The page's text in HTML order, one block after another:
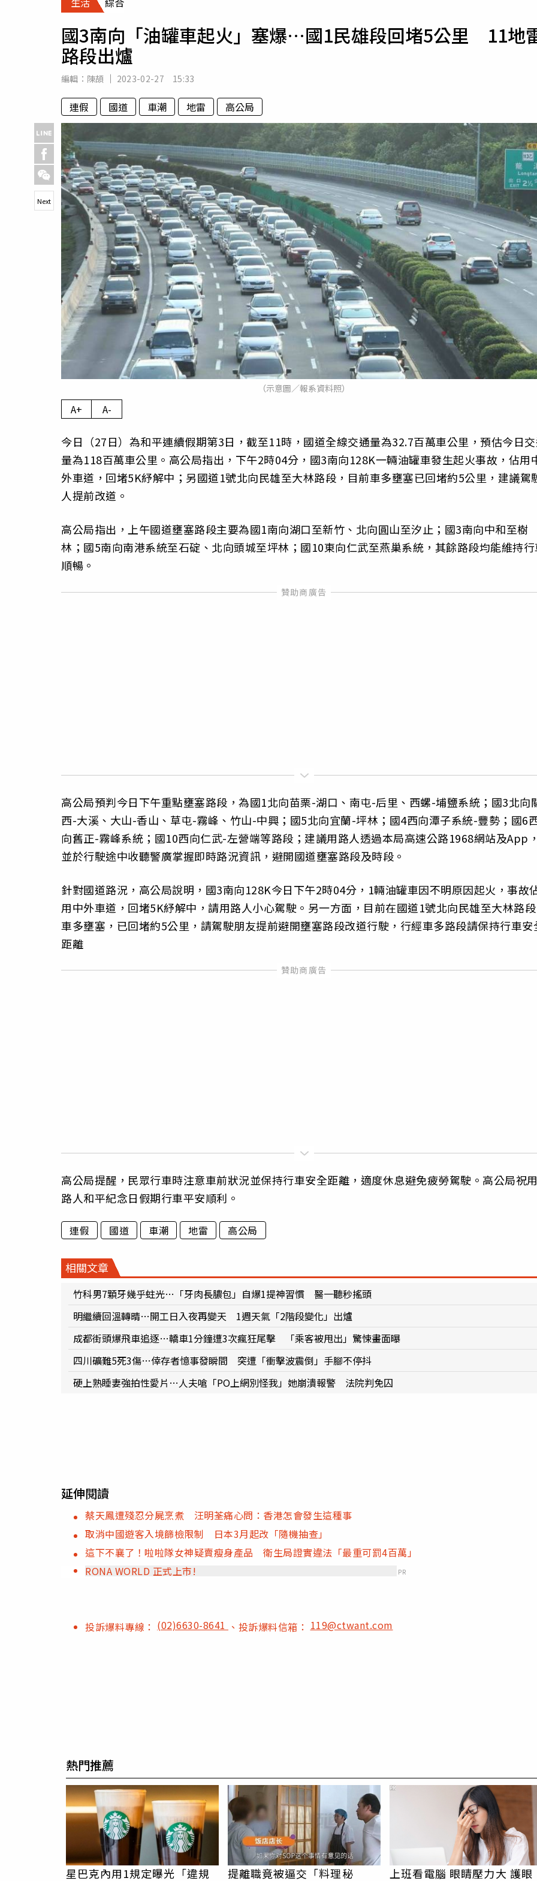
專欄
運勢
國3南向「油罐車起火」塞爆…國1民雄段回堵5公里 11地
路段出爐
編輯： 陳頡 2023-02-27 15:33
連假 國道 車潮 地雷 高公局
（示意圖／報系資料照）
Next
A+ A-
今日（27日）為和平連續假期第3日，截至11時，國道全線交通量為32.7百萬車公里，預估今日
量為118百萬車公里。高公局指出，下午2時04分，國3南向128K一輛油罐車發生起火事故，佔用
外車道，回堵5K紓解中；另國道1號北向民雄至大林路段，目前車多壅塞已回堵約5公里，建議駕
人提前改道。
高公局指出，上午國道壅塞路段主要為國1南向湖口至新竹、北向圓山至汐止；國3南向中和至樹
林；國5南向南港系統至石碇、北向頭城至坪林；國10東向仁武至燕巢系統，其餘路段均能維持
順暢。
高公局預判今日下午重點壅塞路段，為國1北向苗栗-湖口、南屯-后里、西螺-埔鹽系統；國3北向
西-大溪、大山-香山、草屯-霧峰、竹山-中興；國5北向宜蘭-坪林；國4西向潭子系統-豐勢；國6
向舊正-霧峰系統；國10西向仁武-左營端等路段；建議用路人透過本局高速公路1968網站及App
並於行駛途中收聽警廣掌握即時路況資訊，避開國道壅塞路段及時段。
針對國道路況，高公局說明，國3南向128K今日下午2時04分，1輛油罐車因不明原因起火，事故
用中外車道，回堵5K紓解中，請用路人小心駕駛。另一方面，目前在國道1號北向民雄至大林路段
車多壅塞，已回堵約5公里，請駕駛朋友提前避開壅塞路段改道行駛，行經車多路段請保持行車安
距離
高公局提醒，民眾行車時注意車前狀況並保持行車安全距離，適度休息避免疲勞駕駛。高公局祝
路人和平紀念日假期行車平安順利。
連假 國道 車潮 地雷 高公局
相關文章
竹科男7顆牙幾乎蛀光…「牙肉長膿包」自爆1提神習慣 醫一聽秒搖頭
明繼續回溫轉晴…開工日入夜再變天 1週天氣「2階段變化」出爐
成都街頭爆飛車追逐…轎車1分鐘遭3次瘋狂尾擊 「乘客被甩出」驚悚畫面曝
四川礦難5死3傷…倖存者憶事發瞬間 突遭「衝擊波震倒」手腳不停抖
硬上熟睡妻強拍性愛片…人夫嗆「PO上網別怪我」她崩潰報警 法院判免囚
延伸閱讀
蔡天鳳遭殘忍分屍烹煮 汪明荃痛心問：香港怎會發生這種事
取消中國遊客入境篩檢限制 日本3月起改「隨機抽查」
這下不襄了！啦啦隊女神疑賣瘦身產品 衛生局證實違法「最重可罰4百萬」
RONA WORLD 正式上市!
PR
投訴爆料專線： (02)6630-8641 、投訴爆料信箱：119@ctwant.com
熱門推薦
星巴克內用1規定曝光「違規
提離職竟被逼交「料理秘
上班看電腦 眼睛壓力大 護眼
PR